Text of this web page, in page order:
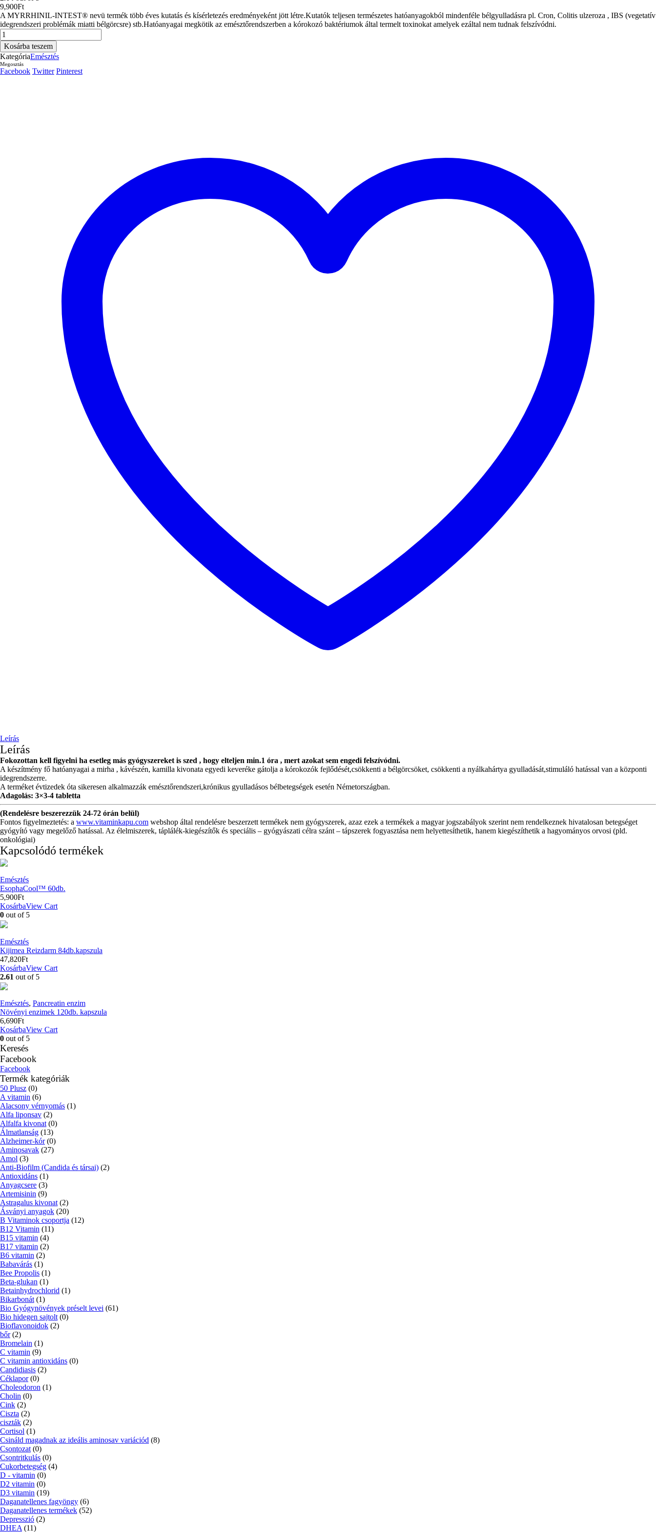
9,900Ft
A MYRRHINIL-INTEST® nevü termék több éves kutatás és kísérletezés eredményeként jött létre.Kutatók teljesen természetes hatóanyagokból mindenféle bélgyulladásra pl. Cron, Colitis ulzeroza , IBS (vegetatív
idegrendszeri problémák miatti bélgörcsre) stb.Hatóanyagai megkötik az emésztőrendszerben a kórokozó baktériumok által termelt toxinokat amelyek ezáltal nem tudnak felszívódni.
MYRRHINIL-
INTEST®
100
tabletta
mennyiség
Kosárba teszem
KategóriaEmésztés
Megosztás
Facebook Twitter Pinterest
Leírás
Leírás
Fokozottan kell figyelni ha esetleg más gyógyszereket is szed , hogy elteljen min.1 óra , mert azokat sem engedi felszívódni.
A készítmény fő hatóanyagai a mirha , kávészén, kamilla kivonata egyedi keveréke gátolja a kórokozók fejlődését,csökkenti a bélgörcsöket, csökkenti a nyálkahártya gyulladását,stimuláló hatással van a központi
idegrendszerre.
A terméket évtizedek óta sikeresen alkalmazzák emésztőrendszeri,krónikus gyulladásos bélbetegségek esetén Németországban.
Adagolás: 3×3-4 tabletta
(Rendelésre beszerezzük 24-72 órán belül)
Fontos figyelmeztetés: a www.vitaminkapu.com webshop által rendelésre beszerzett termékek nem gyógyszerek, azaz ezek a termékek a magyar jogszabályok szerint nem rendelkeznek hivatalosan betegséget
gyógyító vagy megelőző hatással. Az élelmiszerek, táplálék-kiegészítők és speciális – gyógyászati célra szánt – tápszerek fogyasztása nem helyettesíthetik, hanem kiegészíthetik a hagyományos orvosi (pld.
onkológiai)
Kapcsolódó termékek
Emésztés
EsophaCool™ 60db.
5,900Ft
KosárbaView Cart
0 out of 5
Emésztés
Kijimea Reizdarm 84db.kapszula
47,820Ft
KosárbaView Cart
2.61 out of 5
Emésztés, Pancreatin enzim
Növényi enzimek 120db. kapszula
6,690Ft
KosárbaView Cart
0 out of 5
Keresés
Facebook
Facebook
Termék kategóriák
50 Plusz (0)
A vitamin (6)
Alacsony vérnyomás (1)
Alfa liponsav (2)
Alfalfa kivonat (0)
Álmatlanság (13)
Alzheimer-kór (0)
Aminosavak (27)
Amol (3)
Anti-Biofilm (Candida és társai) (2)
Antioxidáns (1)
Anyagcsere (3)
Artemisinin (9)
Astragalus kivonat (2)
Ásványi anyagok (20)
B Vitaminok csoportja (12)
B12 Vitamin (11)
B15 vitamin (4)
B17 vitamin (2)
B6 vitamin (2)
Babavárás (1)
Bee Propolis (1)
Beta-glukan (1)
Betainhydrochlorid (1)
Bikarbonát (1)
Bio Gyógynövények préselt levei (61)
Bio hidegen sajtolt (0)
Bioflavonoidok (2)
bőr (2)
Bromelain (1)
C vitamin (9)
C vitamin antioxidáns (0)
Candidiasis (2)
Céklapor (0)
Choleodoron (1)
Cholin (0)
Cink (2)
Ciszta (2)
ciszták (2)
Cortisol (1)
Csináld magadnak az ideális aminosav variációd (8)
Csontozat (0)
Csontritkulás (0)
Cukorbetegség (4)
D - vitamin (0)
D2 vitamin (0)
D3 vitamin (19)
Daganatellenes fagyöngy (6)
Daganatellenes termékek (52)
Depresszió (2)
DHEA (11)